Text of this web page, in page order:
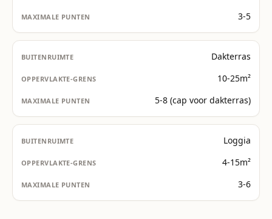
3-5
Dakterras
10-25m²
5-8 (cap voor dakterras)
Loggia
4-15m²
3-6